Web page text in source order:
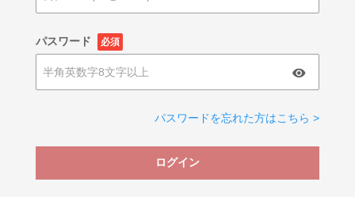
パスワード 必須
パスワードを忘れた方はこちら >
ログイン